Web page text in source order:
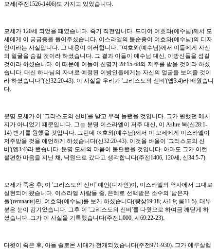
모세(주전1526-1406)도 가지고 있었습니다.
모세가 120세 되었을 때였습니다. 죽기 직전입니다. 드디어 여호와(예수님)께서 모
세에게 이 궁금증을 풀어주셨습니다. 이스라엘의 불순종이 여호와(예수님)의 디자
인이라는 사실입니다. 그 내용이 이러합니다. "여호와(예수님)께서 이들에게 자신
의 얼굴을 숨길 것이라 하셨습니다. 그 결과 이들이 예수님 대신, 이방신들을 섬길
것이라 하셨습니다. 이 때문에 이들이 신명기 28:15-68의 저주를 받을 것이라 하셨
습니다. 대신 하나님의 자녀로 예정된 이방인들에게는 자신의 얼굴을 보여줄 것이
라 하셨습니다”(신32:20-43). 이 사실을 우리가 '그리스도의 신비'(엡3:4)라 배웠습니
다.
분명 모세가 이 '그리스도의 신비'를 받고 무척 놀랬을 것입니다. 그가 원했던 메시
지가 아니었기 때문입니다. 그는 분명 이스라엘이 저주 대신, 이 Ashre 복(신28:1-
14) 받기를 원했을 것입니다. 그런데 여호와(예수님)께서 이 모세에게 이스라엘이
저주받을 것을 예언하게 하셨습니다(신32:20-43). 이것을 바울이 '그리스도의 신
비'(엡3:4)라 했습니다. 분명 모세의 마음이 불편했을 것입니다. 아마도 그가 이런
불편한 마음을 지닌 채, 낙원으로 갔다고 생각합니다(주전1406, 120세, 신34:5-7).
모세가 죽은 후, 이 '그리스도의 신비' 예언(디자인)이, 이스라엘의 역사에서 그대로
실현되어 왔습니다. 이스라엘 사람들 중, 은혜로 선택받은 소수의 '남은자
들'(remnants)만, 여호와(예수님)를 보게 하셨습니다(왕상19:18; 사1:9; 롬11:5). 대부
분은 눈이 감기었습니다. 그후 이 '그리스도의 신비'를 다윗으로 하여금 깨닫게 하
셨습니다. 그가 이 사실을 기록했습니다(주전1,000, 시69:22-23).
다윗이 죽은 후, 아들 솔로몬 시대가 전개되었습니다(주전971-930). 그가 예루살렘